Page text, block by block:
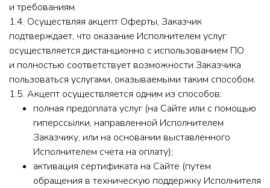
и требованиям.
1.4. Осуществляя акцепт Оферты, Заказчик
подтверждает, что оказание Исполнителем услуг
осуществляется дистанционно с использованием ПО
и полностью соответствует возможности Заказчика
пользоваться услугами, оказываемыми таким способом.
1.5. Акцепт осуществляется одним из способов:
полная предоплата услуг (на Сайте или с помощью
гиперссылки, направленной Исполнителем
Заказчику, или на основании выставленного
Исполнителем счета на оплату);
активация сертификата на Сайте (путем
обращения в техническую поддержку Исполнителя